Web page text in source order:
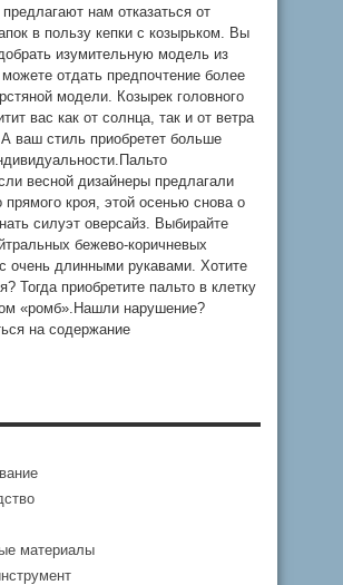
нам отказаться от
в пользу кепки с козырьком. Вы
изумительную модель из
отдать предпочтение более
модели. Козырек головного
вас как от солнца, так и от ветра
ваш стиль приобретет больше
весной дизайнеры предлагали
прямого кроя, этой осенью снова о
силуэт оверсайз. Выбирайте
бежево-коричневых
очень длинными рукавами. Хотите
Тогда приобретите пальто в клетку
«ромб».Нашли нарушение?
на содержание
материалы